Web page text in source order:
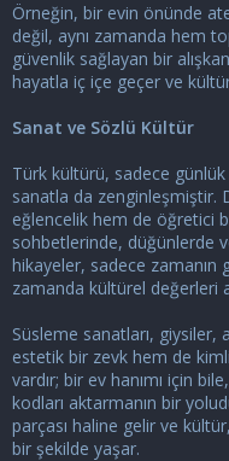
Örneğin, bir evin önünde
değil, aynı zamanda hem
güvenlik sağlayan bir
hayatla iç içe geçer ve
Sanat ve Sözlü Kültür
Türk kültürü, sadece günlük
sanatla da zenginleşmiştir.
eğlencelik hem de öğretici
sohbetlerinde, düğünlerde
hikayeler, sadece zamanın
zamanda kültürel değerleri
Süsleme sanatları,
estetik bir zevk hem de
vardır; bir ev hanımı için
kodları aktarmanın bir
parçası haline gelir ve
bir şekilde yaşar.